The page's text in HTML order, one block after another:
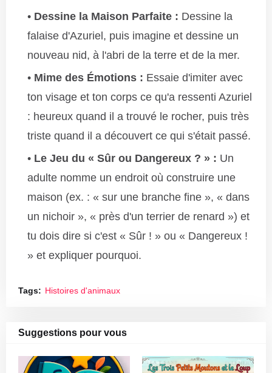
Dessine la Maison Parfaite : Dessine la
falaise d'Azuriel, puis imagine et dessine un
nouveau nid, à l'abri de la terre et de la mer.
Mime des Émotions : Essaie d'imiter avec
ton visage et ton corps ce qu'a ressenti Azuriel
: heureux quand il a trouvé le rocher, puis très
triste quand il a découvert ce qui s'était passé.
Le Jeu du « Sûr ou Dangereux ? » : Un
adulte nomme un endroit où construire une
maison (ex. : « sur une branche fine », « dans
un nichoir », « près d'un terrier de renard ») et
tu dois dire si c'est « Sûr ! » ou « Dangereux !
» et expliquer pourquoi.
Tags: Histoires d'animaux
Suggestions pour vous